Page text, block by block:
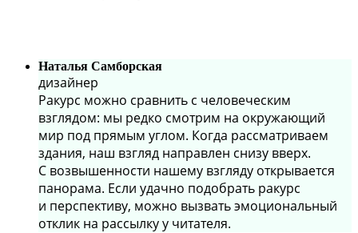
Наталья Самборская
дизайнер
Ракурс можно сравнить с человеческим
взглядом: мы редко смотрим на окружающий
мир под прямым углом. Когда рассматриваем
здания, наш взгляд направлен снизу вверх.
С возвышенности нашему взгляду открывается
панорама. Если удачно подобрать ракурс
и перспективу, можно вызвать эмоциональный
отклик на рассылку у читателя.